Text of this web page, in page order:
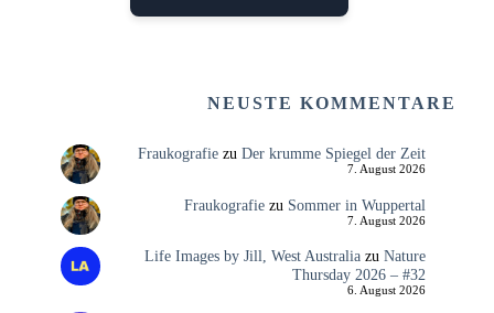
NEUSTE KOMMENTARE
Fraukografiezu Der krumme Spiegel der Zeit
7. August 2026
Fraukografiezu Sommer in Wuppertal
7. August 2026
Life Images by Jill, West Australiazu Nature
Thursday 2026 – #32
6. August 2026